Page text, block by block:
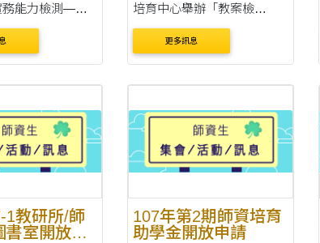
務能力檢測—新
計與運用檢定
★檢定對象 一、
加本檢定。
育實習生....
培育中心舉辦「教案檢
測」，詳情請見附檔。 請
於2018年12月28日(星期五)
pt.teacher.pt@gmail.com 東
海大學師資培育中心教案檢
測作業原則 (107....
更多訊息
1教研所/師
書室開放時
107年第2期師資培育
助學金開放申請